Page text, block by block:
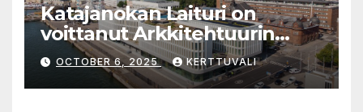
Katajanokan Laituri on
voittanut Arkkitehtuurin
Finlandia -palkinnon
OCTOBER 6, 2025 KERTTUVALI